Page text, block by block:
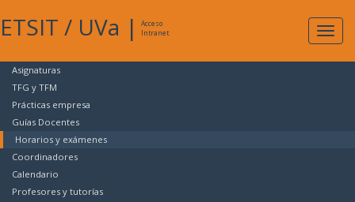
ETSIT / UVa |
Acceso
Intranet
Asignaturas
TFG y TFM
Prácticas empresa
Guías Docentes
Horarios y exámenes
Coordinadores
Calendario
Profesores y tutorías